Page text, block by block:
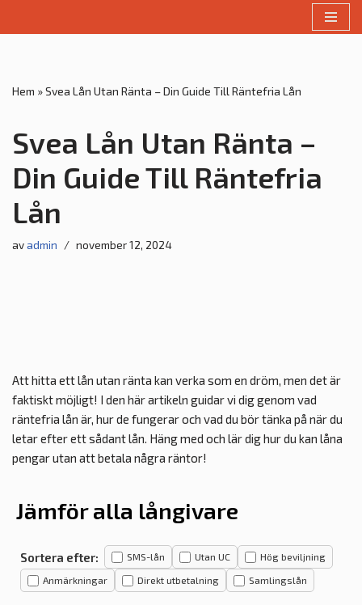
Hem »Svea Lån Utan Ränta – Din Guide Till Räntefria Lån
Svea Lån Utan Ränta –
Din Guide Till Räntefria
Lån
avadmin november 12, 2024
Att hitta ett lån utan ränta kan verka som en dröm, men det är
faktiskt möjligt! I den här artikeln guidar vi dig genom vad
räntefria lån är, hur de fungerar och vad du bör tänka på när du
letar efter ett sådant lån. Häng med och lär dig hur du kan låna
pengar utan att betala några räntor!
Jämför alla långivare
Sortera efter: SMS-lån Utan UC Hög beviljning
Anmärkningar Direkt utbetalning Samlingslån